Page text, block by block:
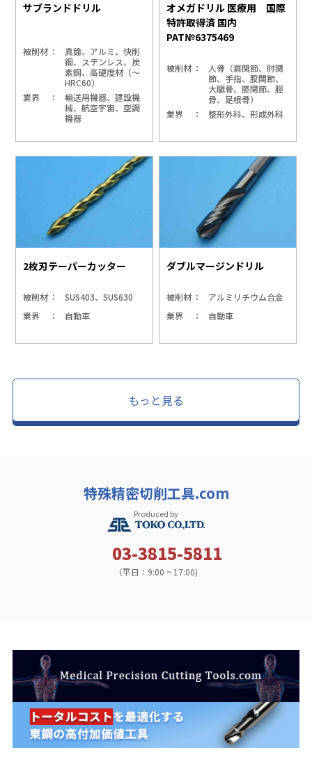
サブランドドリル
被削材
真鍮、アルミ、快削
鋼、ステンレス、炭
素鋼、高硬度材（～
HRC60）
業界
輸送用機器、建設機
械、航空宇宙、空調
機器
オメガドリル 医療用 国際
特許取得済 国内
PAT№6375469
被削材
人骨（肩関節、肘関
節、手指、股関節、
大腿骨、膝関節、脛
骨、足根骨）
業界
整形外科、形成外科
2枚刃テーパーカッター
被削材
SUS403、SUS630
業界
自動車
ダブルマージンドリル
被削材
アルミリチウム合金
業界
自動車
もっと見る
特殊精密切削工具.com
Produced by
03-3815-5811
（平日：9:00 ~ 17:00)